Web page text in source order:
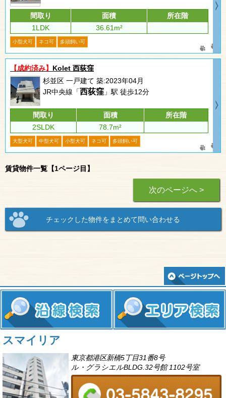
間取り 面積
所在階
1LDK
36.61m²
小型犬可 ネコ可 多頭飼い可
【成約済み】 Kolet 西荻窪
杉並区 一戸建て 築:2023年04月
JR中央線「西荻窪 」駅 徒歩12分
間取り 面積
所在階
2SLDK
78.7m²
大型犬可 中型犬可 小型犬可 ネコ可 多頭飼い可
賃貸物件一覧【1ページ目】
次のページへ >
スマイリア
東京都港区新橋5丁目31番8号
ル・グラシエルBLDG.32号館 1102号室